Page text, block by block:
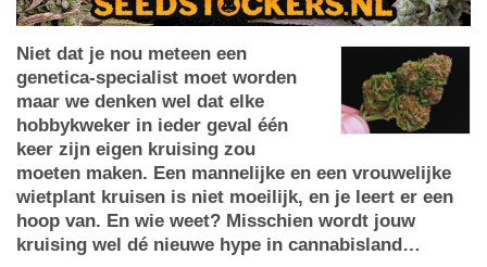
Niet dat je nou meteen een
genetica-specialist moet worden
maar we denken wel dat elke
hobbykweker in ieder geval één
keer zijn eigen kruising zou
moeten maken. Een mannelijke en een vrouwelijke
wietplant kruisen is niet moeilijk, en je leert er een
hoop van. En wie weet? Misschien wordt jouw
kruising wel dé nieuwe hype in cannabisland…